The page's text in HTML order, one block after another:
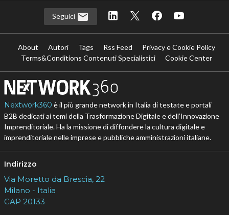
Seguici
About Autori Tags Rss Feed
Privacy e Cookie Policy
Terms&Conditions Contenuti Specialistici
Cookie Center
Nextwork360 è il più grande network in Italia di testate e portali
B2B dedicati ai temi della Trasformazione Digitale e dell’Innovazione
Imprenditoriale. Ha la missione di diffondere la cultura digitale e
imprenditoriale nelle imprese e pubbliche amministrazioni italiane.
Indirizzo
Via Moretto da Brescia, 22
Milano - Italia
CAP 20133